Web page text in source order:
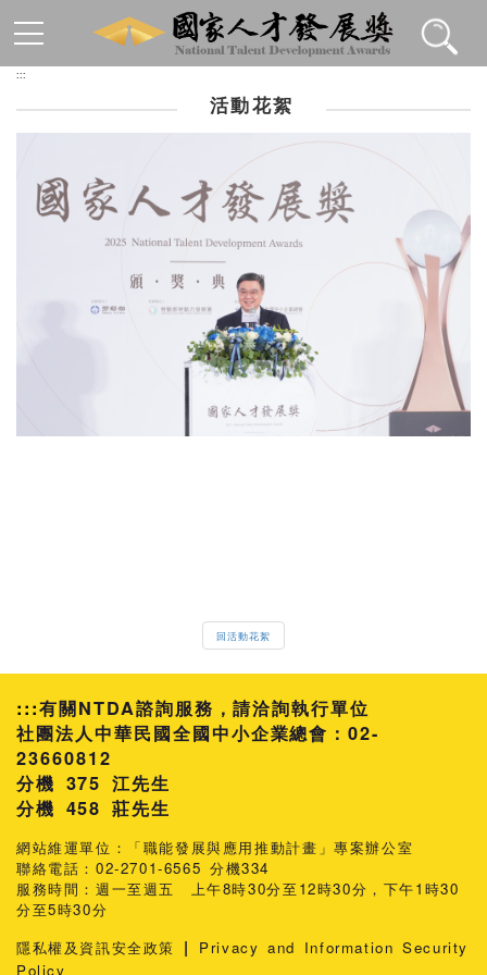
:::
活動花絮
回活動花絮
:::有關NTDA諮詢服務，請洽詢執行單位
社團法人中華民國全國中小企業總會：02-
23660812
分機 375 江先生
458 莊先生
網站維運單位：「職能發展與應用推動計畫」專案辦公室
聯絡電話：02-2701-6565 分機334
服務時間：週一至週五 上午8時30分至12時30分，下午1時30
分至5時30分
隱私權及資訊安全政策 |
Privacy and Information Security
Policy